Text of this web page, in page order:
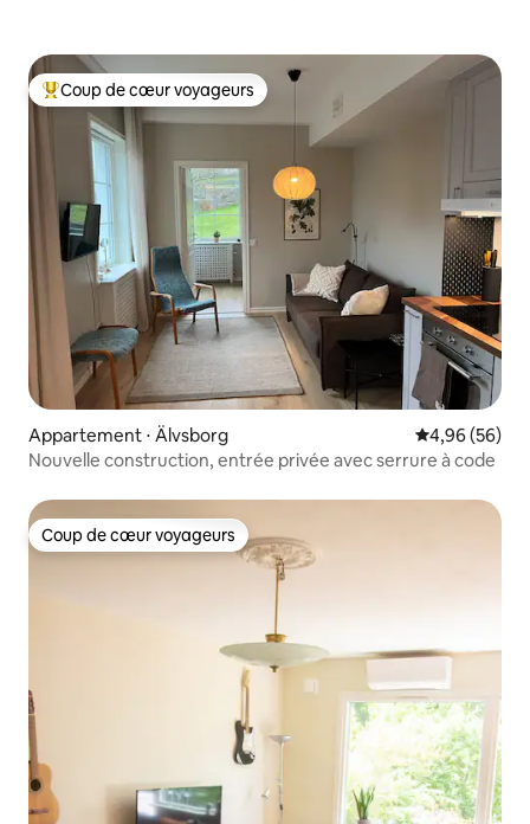
Coups de cœur voyageurs les plus appréciés
Coup de cœur voyageurs
Appartement ⋅ Älvsborg Évaluation
4,96 (56)
Nouvelle construction, entrée privée avec serrure à code
Coup de cœur voyageurs
Coup de cœur voyageurs